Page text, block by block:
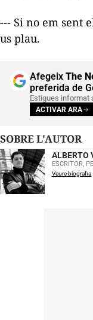
--- Si no em sent
us plau.
Afegeix The
preferida de
Estigues informat
ACTIVAR ARA
SOBRE L'AUTOR
ALBERTO
ESCRITOR,
Veure biografia